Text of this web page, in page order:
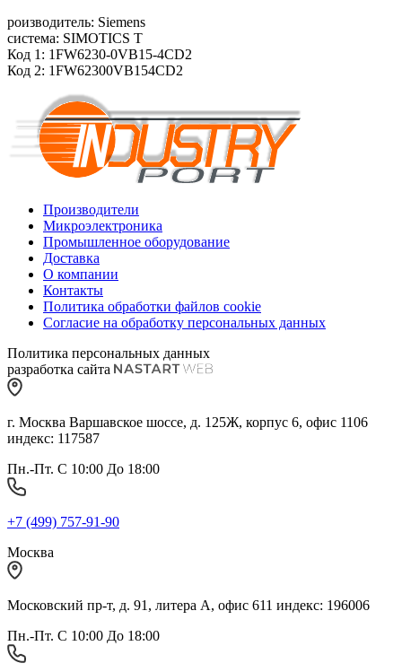
роизводитель: Siemens
система: SIMOTICS T
Код 1: 1FW6230-0VB15-4CD2
Код 2: 1FW62300VB154CD2
Производители
Микроэлектроника
Промышленное оборудование
Доставка
О компании
Контакты
Политика обработки файлов cookie
Согласие на обработку персональных данных
Политика персональных данных
разработка сайта
г. Москва Варшавское шоссе, д. 125Ж, корпус 6, офис 1106
индекс: 117587
Пн.-Пт. С 10:00 До 18:00
+7 (499) 757-91-90
Москва
Московский пр-т, д. 91, литера А, офис 611 индекс: 196006
Пн.-Пт. С 10:00 До 18:00